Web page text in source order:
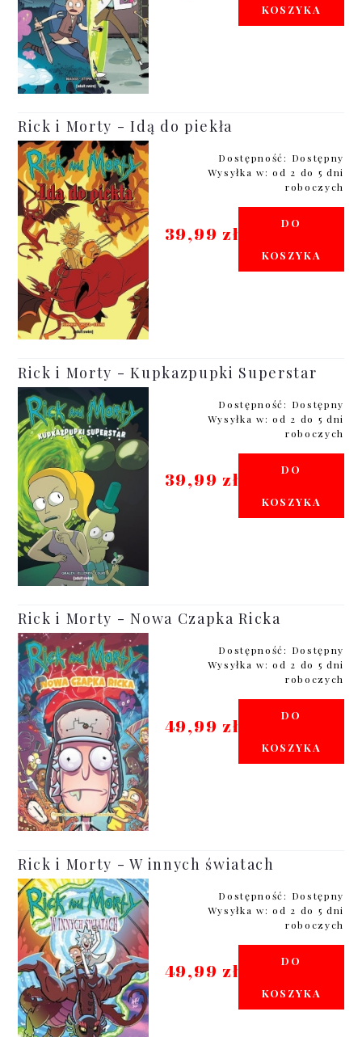
KOSZYKA
Rick i Morty - Idą do piekła
Dostępność: Dostępny
Wysyłka w: od 2 do 5 dni
roboczych
39,99 zł DO
KOSZYKA
Rick i Morty - Kupkazpupki Superstar
Dostępność: Dostępny
Wysyłka w: od 2 do 5 dni
roboczych
39,99 zł DO
KOSZYKA
Rick i Morty - Nowa Czapka Ricka
Dostępność: Dostępny
Wysyłka w: od 2 do 5 dni
roboczych
49,99 zł DO
KOSZYKA
Rick i Morty - W innych światach
Dostępność: Dostępny
Wysyłka w: od 2 do 5 dni
roboczych
49,99 zł DO
KOSZYKA